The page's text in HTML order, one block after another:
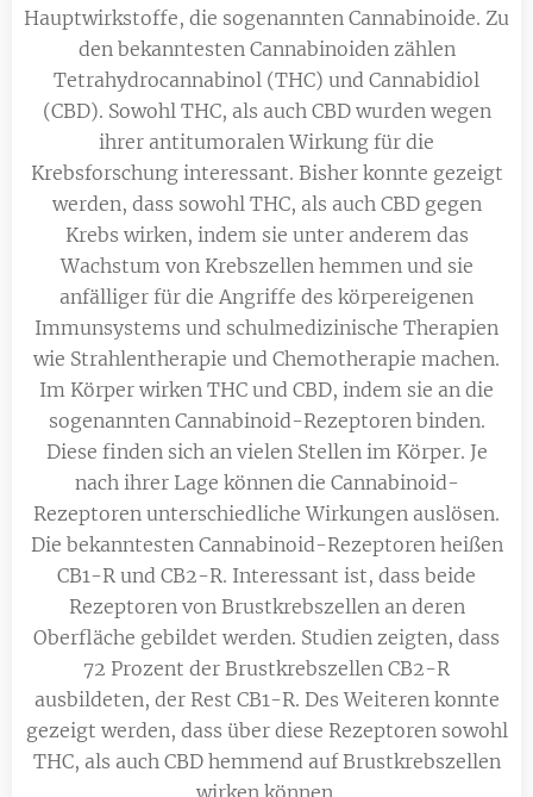
Hauptwirkstoffe, die sogenannten Cannabinoide. Zu
den bekanntesten Cannabinoiden zählen
Tetrahydrocannabinol (THC) und Cannabidiol
(CBD). Sowohl THC, als auch CBD wurden wegen
ihrer antitumoralen Wirkung für die
Krebsforschung interessant. Bisher konnte gezeigt
werden, dass sowohl THC, als auch CBD gegen
Krebs wirken, indem sie unter anderem das
Wachstum von Krebszellen hemmen und sie
anfälliger für die Angriffe des körpereigenen
Immunsystems und schulmedizinische Therapien
wie Strahlentherapie und Chemotherapie machen.
Im Körper wirken THC und CBD, indem sie an die
sogenannten Cannabinoid-Rezeptoren binden.
Diese finden sich an vielen Stellen im Körper. Je
nach ihrer Lage können die Cannabinoid-
Rezeptoren unterschiedliche Wirkungen auslösen.
Die bekanntesten Cannabinoid-Rezeptoren heißen
CB1-R und CB2-R. Interessant ist, dass beide
Rezeptoren von Brustkrebszellen an deren
Oberfläche gebildet werden. Studien zeigten, dass
72 Prozent der Brustkrebszellen CB2-R
ausbildeten, der Rest CB1-R. Des Weiteren konnte
gezeigt werden, dass über diese Rezeptoren sowohl
THC, als auch CBD hemmend auf Brustkrebszellen
wirken können.